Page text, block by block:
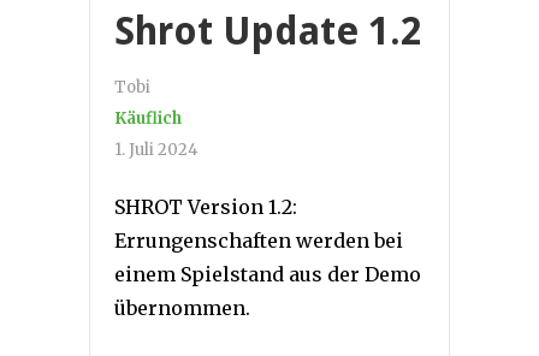
Shrot Update 1.2
Tobi
Käuflich
1. Juli 2024
SHROT Version 1.2:
Errungenschaften werden bei
einem Spielstand aus der Demo
übernommen.